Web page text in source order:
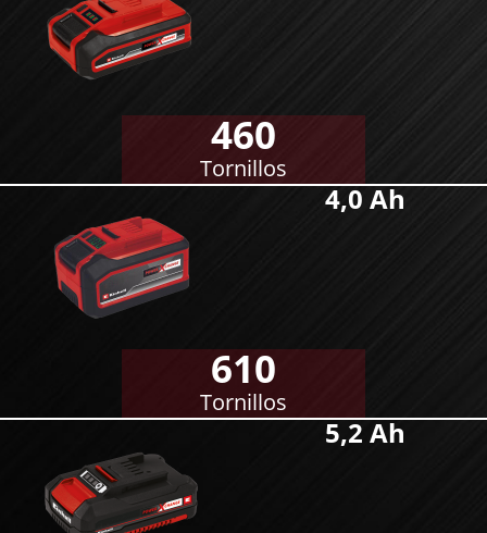
460
Tornillos
4,0 Ah
610
Tornillos
5,2 Ah